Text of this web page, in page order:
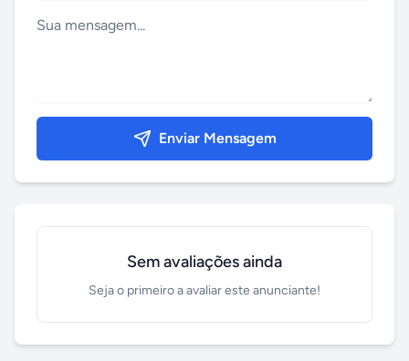
Enviar Mensagem
Sem avaliações ainda
Seja o primeiro a avaliar este anunciante!